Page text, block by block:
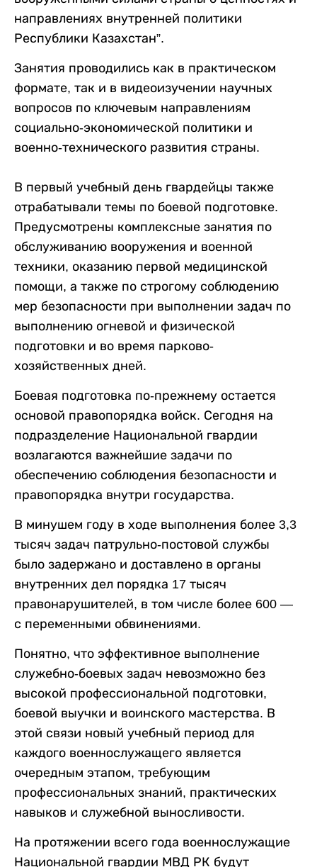
направлениях внутренней политики
Республики Казахстан”.
Занятия проводились как в практическом
формате, так и в видеоизучении научных
вопросов по ключевым направлениям
социально-экономической политики и
военно-технического развития страны.
В первый учебный день гвардейцы также
отрабатывали темы по боевой подготовке.
Предусмотрены комплексные занятия по
обслуживанию вооружения и военной
техники, оказанию первой медицинской
помощи, а также по строгому соблюдению
мер безопасности при выполнении задач по
выполнению огневой и физической
подготовки и во время парково-
хозяйственных дней.
Боевая подготовка по-прежнему остается
основой правопорядка войск. Сегодня на
подразделение Национальной гвардии
возлагаются важнейшие задачи по
обеспечению соблюдения безопасности и
правопорядка внутри государства.
В минушем году в ходе выполнения более 3,3
тысяч задач патрульно-постовой службы
было задержано и доставлено в органы
внутренних дел порядка 17 тысяч
правонарушителей, в том числе более 600 —
с переменными обвинениями.
Понятно, что эффективное выполнение
служебно-боевых задач невозможно без
высокой профессиональной подготовки,
боевой выучки и воинского мастерства. В
этой связи новый учебный период для
каждого военнослужащего является
очередным этапом, требующим
профессиональных знаний, практических
навыков и служебной выносливости.
На протяжении всего года военнослужащие
Национальной гвардии МВД РК будут